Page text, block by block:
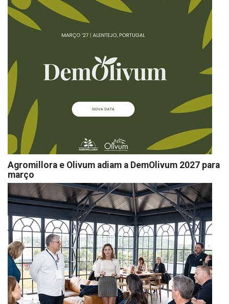
Agromillora e Olivum adiam a DemOlivum 2027 para
março